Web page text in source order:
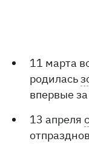
11 марта
родилась
впервые
13 апреля